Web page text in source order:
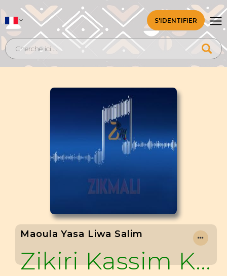
S'IDENTIFIER
Maoula Yasa Liwa Salim
Zikiri Kassim Koné